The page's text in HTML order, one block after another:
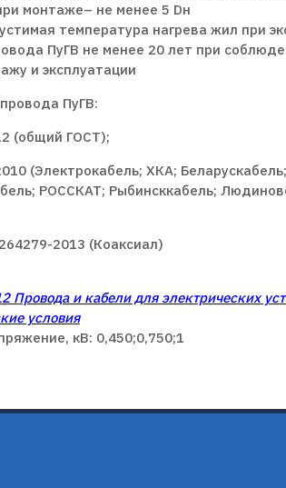
монтаже– не менее 5 Dн
температура нагрева жил при
ПуГВ не менее 20 лет при
и эксплуатации
ПуГВ:
(общий ГОСТ);
(Электрокабель; ХКА;
РОССКАТ; Рыбинсккабель;
2013 (Коаксиал)
Провода и кабели для электрических
условия
кВ: 0,450;0,750;1